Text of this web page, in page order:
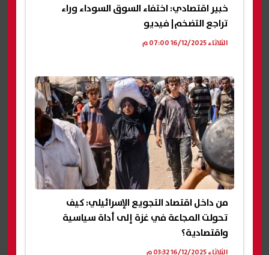
خبير اقتصادي: اختفاء السوق السوداء وراء
تراجع التضخم| فيديو
الثلاثاء 16/12/2025 07:00 م
من داخل اقتصاد التجويع الإسرائيلي: كيف
تحولت المجاعة في غزة إلى أداة سياسية
واقتصادية؟
الثلاثاء 16/12/2025 03:32 م